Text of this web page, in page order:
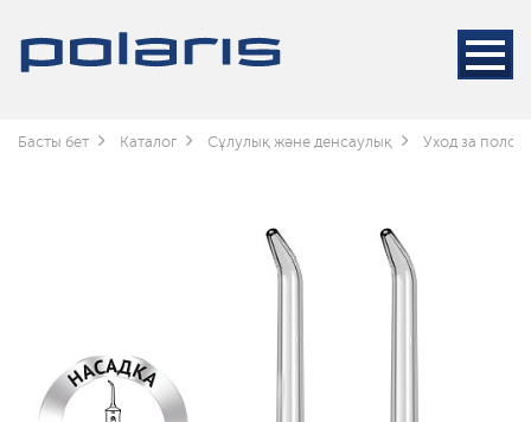
Басты бет Каталог Сұлулық және денсаулық Уход за